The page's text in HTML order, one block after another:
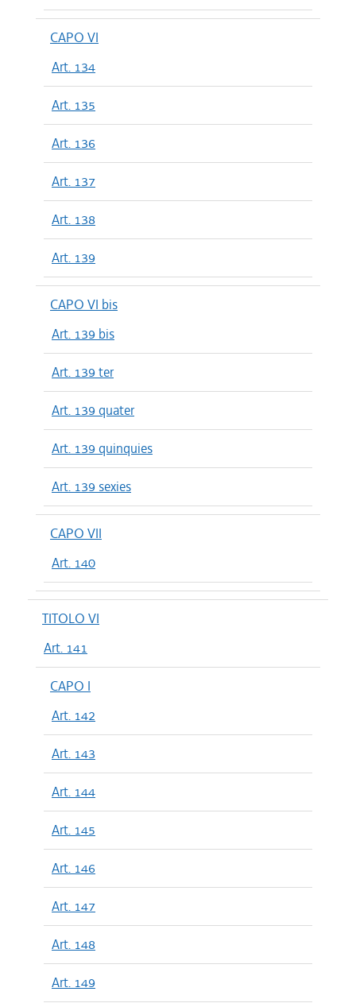
CAPO VI
Art. 134
Art. 135
Art. 136
Art. 137
Art. 138
Art. 139
CAPO VI bis
Art. 139 bis
Art. 139 ter
Art. 139 quater
Art. 139 quinquies
Art. 139 sexies
CAPO VII
Art. 140
TITOLO VI
Art. 141
CAPO I
Art. 142
Art. 143
Art. 144
Art. 145
Art. 146
Art. 147
Art. 148
Art. 149